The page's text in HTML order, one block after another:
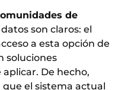
de
son claros: el
a esta opción de
soluciones
De hecho,
el sistema actual